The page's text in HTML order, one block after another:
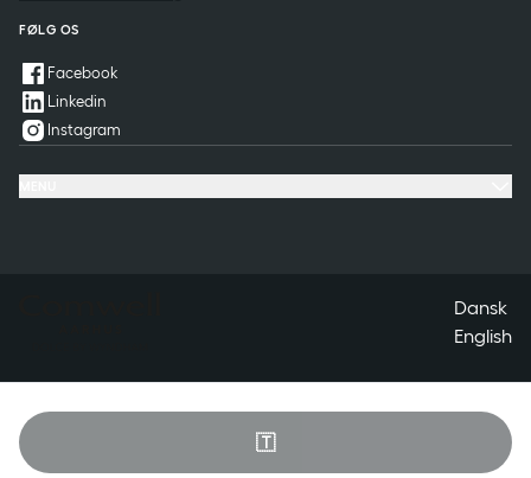
🇹
FØLG OS
Facebook
Linkedin
Instagram
Dansk
English